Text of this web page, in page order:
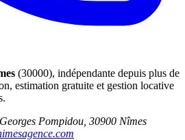
(30000), indépendante depuis plus de
estimation gratuite et gestion locative
Pompidou, 30900 Nîmes